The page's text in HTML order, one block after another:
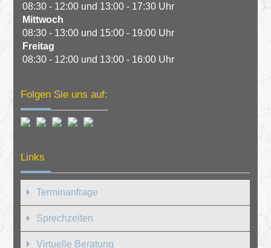
08:30 - 12:00 und 13:00 - 17:30 Uhr
Mittwoch
08:30 - 13:00 und 15:00 - 19:00 Uhr
Freitag
08:30 - 12:00 und 13:00 - 16:00 Uhr
Folgen Sie uns auf:
Links
Terminanfrage
Sprechzeiten
Virtuelle Beratung